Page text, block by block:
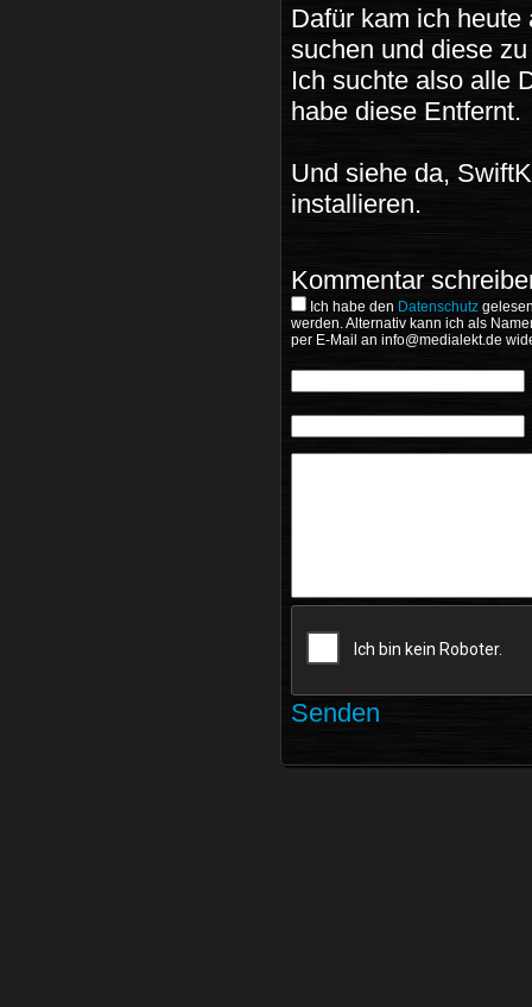
Dafür kam ich
suchen und diese
Ich suchte also alle
habe diese Entfernt.
Und siehe da,
installieren.
Kommentar
Ich habe den Datenschutz
werden. Alternativ kann ich als
per E-Mail an
Senden